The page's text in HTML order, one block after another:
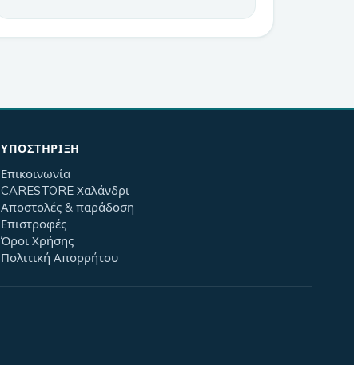
ΥΠΟΣΤΉΡΙΞΗ
Επικοινωνία
CARESTORE Χαλάνδρι
Αποστολές & παράδοση
Επιστροφές
Όροι Χρήσης
Πολιτική Απορρήτου